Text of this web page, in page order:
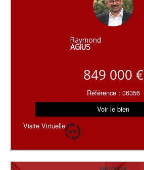
Raymond
AGIUS
849 000 €
Référence : 36356
Voir le bien
Visite Virtuelle